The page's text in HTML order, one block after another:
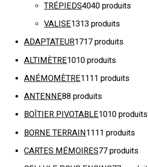
TRÉPIEDS4040 produits
VALISE1313 produits
ADAPTATEUR1717 produits
ALTIMÈTRE1010 produits
ANÉMOMÈTRE1111 produits
ANTENNE88 produits
BOÎTIER PIVOTABLE1010 produits
BORNE TERRAIN1111 produits
CARTES MÉMOIRES77 produits